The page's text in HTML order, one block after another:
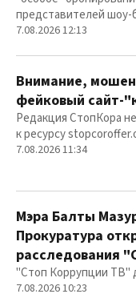
представителей шоу-
7.08.2026 12:13
Внимание,
фейковый сайт-
Редакция СтопКора
к ресурсу
7.08.2026 11:34
Мэра Балты
Прокуратура
расследования
"Стоп Коррупции ТВ"
7.08.2026 10:23